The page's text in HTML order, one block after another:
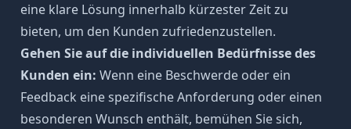
eine klare Lösung innerhalb kürzester Zeit zu
bieten, um den Kunden zufriedenzustellen.
Gehen Sie auf die individuellen Bedürfnisse des
Kunden ein: Wenn eine Beschwerde oder ein
Feedback eine spezifische Anforderung oder einen
besonderen Wunsch enthält, bemühen Sie sich,